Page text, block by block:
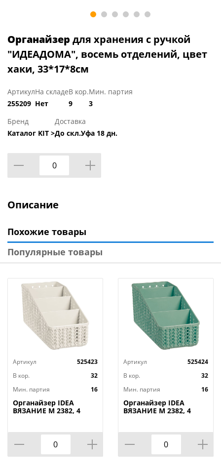
Органайзер для хранения с ручкой
"ИДЕАДОМА", восемь отделений, цвет
хаки, 33*17*8см
Артикул
255209
На складе
Нет
В кор.
9
Мин. партия
3
Бренд
Каталог KIT >
Доставка
До скл.Уфа 18 дн.
Описание
Похожие товары
Популярные товары
Артикул
525423
В кор.
32
Мин. партия
16
Органайзер IDEA
ВЯЗАНИЕ М 2382, 4
Артикул
525424
В кор.
32
Мин. партия
16
Органайзер IDEA
ВЯЗАНИЕ М 2382, 4